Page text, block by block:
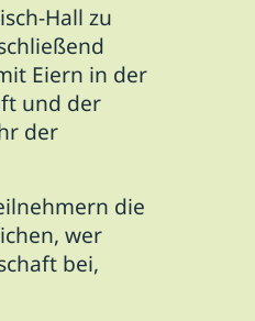
Hall zu
Eiern in der
und der
der
die
wer
bei,